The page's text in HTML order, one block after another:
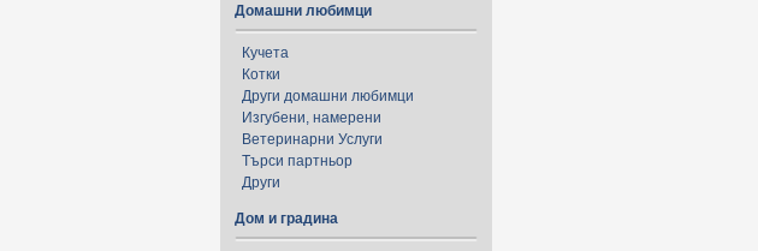
Домашни любимци
Кучета
Котки
Други домашни любимци
Изгубени, намерени
Ветеринарни Услуги
Търси партньор
Други
Дом и градина